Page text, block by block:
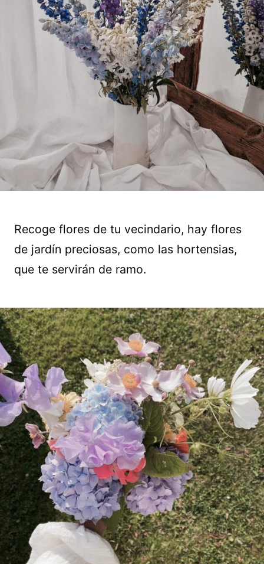
Recoge flores de tu vecindario, hay flores
de jardín preciosas, como las hortensias,
que te servirán de ramo.